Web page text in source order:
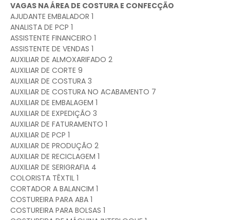
VAGAS NA ÁREA DE COSTURA E CONFECÇÃO
AJUDANTE EMBALADOR 1
ANALISTA DE PCP 1
ASSISTENTE FINANCEIRO 1
ASSISTENTE DE VENDAS 1
AUXILIAR DE ALMOXARIFADO 2
AUXILIAR DE CORTE 9
AUXILIAR DE COSTURA 3
AUXILIAR DE COSTURA NO ACABAMENTO 7
AUXILIAR DE EMBALAGEM 1
AUXILIAR DE EXPEDIÇÃO 3
AUXILIAR DE FATURAMENTO 1
AUXILIAR DE PCP 1
AUXILIAR DE PRODUÇÃO 2
AUXILIAR DE RECICLAGEM 1
AUXILIAR DE SERIGRAFIA 4
COLORISTA TÊXTIL 1
CORTADOR A BALANCIM 1
COSTUREIRA PARA ABA 1
COSTUREIRA PARA BOLSAS 1